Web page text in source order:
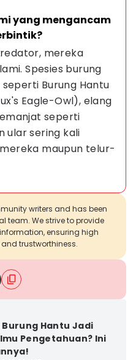
yang mengancam
mereka
Spesies burung
Burung Hantu
Eagle-Owl), elang
seperti
ular sering kali
maupun telur-
writers and has been
team. We strive to provide
ensuring high
trustworthiness.
Burung Hantu Jadi
Pengetahuan? Ini